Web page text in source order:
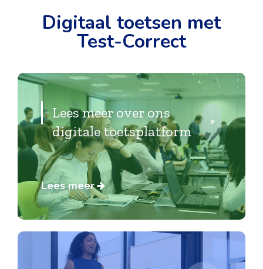
Digitaal toetsen met
Test-Correct
Lees meer over ons
digitale toetsplatform
Lees meer